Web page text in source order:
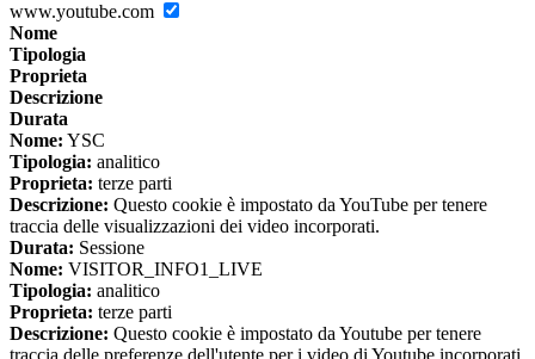
www.youtube.com
Nome
Tipologia
Proprieta
Descrizione
Durata
Nome: YSC
Tipologia: analitico
Proprieta: terze parti
Descrizione: Questo cookie è impostato da YouTube per tenere
traccia delle visualizzazioni dei video incorporati.
Durata: Sessione
Nome: VISITOR_INFO1_LIVE
Tipologia: analitico
Proprieta: terze parti
Descrizione: Questo cookie è impostato da Youtube per tenere